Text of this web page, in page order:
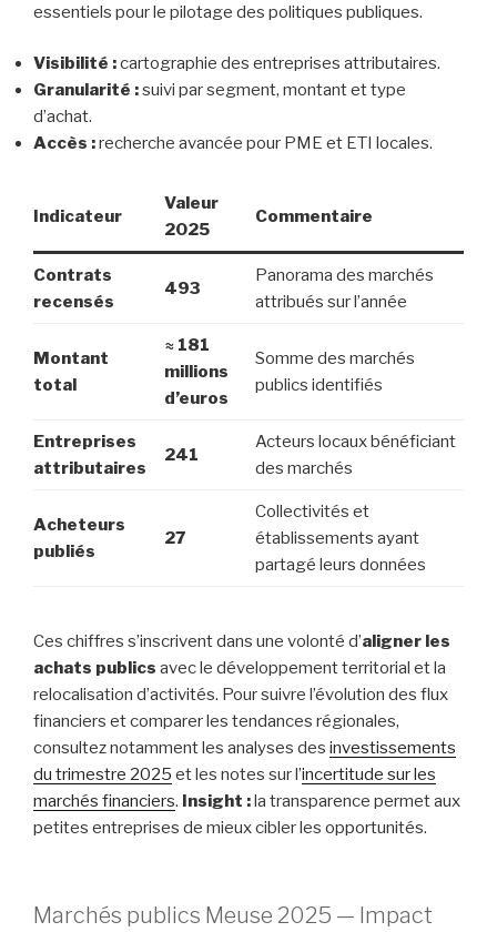
essentiels pour le pilotage des politiques publiques.
Visibilité :cartographie des entreprises attributaires.
Granularité :suivi par segment, montant et type
d’achat.
Accès :recherche avancée pour PME et ETI locales.
Indicateur
Valeur
2025
Commentaire
Contrats
recensés
493
Panorama des marchés
attribués sur l’année
Montant
total
≈ 181
millions
d’euros
Somme des marchés
publics identifiés
Entreprises
attributaires
241
Acteurs locaux bénéficiant
des marchés
Acheteurs
publiés
27
Collectivités et
établissements ayant
partagé leurs données
Ces chiffres s’inscrivent dans une volonté d’aligner les
achats publics avec le développement territorial et la
relocalisation d’activités. Pour suivre l’évolution des flux
financiers et comparer les tendances régionales,
consultez notamment les analyses des investissements
du trimestre 2025 et les notes sur l’incertitude sur les
marchés financiers. Insight : la transparence permet aux
petites entreprises de mieux cibler les opportunités.
Marchés publics Meuse 2025 — Impact